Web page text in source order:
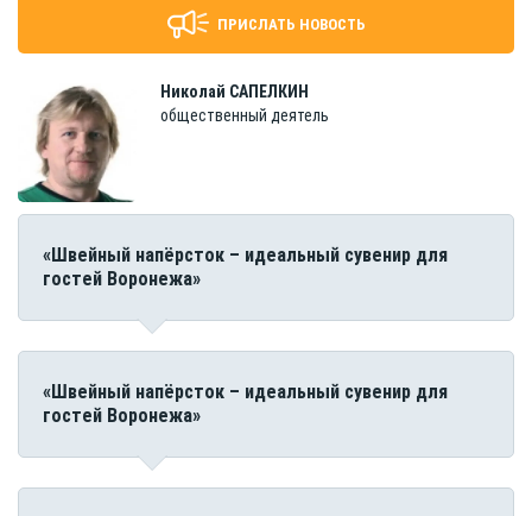
ПРИСЛАТЬ НОВОСТЬ
Николай САПЕЛКИН
общественный деятель
«Швейный напёрсток – идеальный сувенир для
гостей Воронежа»
«Швейный напёрсток – идеальный сувенир для
гостей Воронежа»